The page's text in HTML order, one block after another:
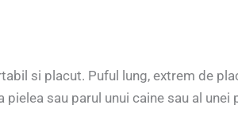
si placut. Puful lung, extrem de
sau parul unui caine sau al unei